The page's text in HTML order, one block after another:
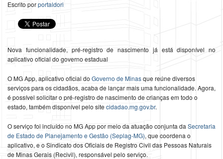
Escrito porportaldori
Nova funcionalidade, pré-registro de nascimento já está disponível no
aplicativo oficial do governo estadual
O MG App, aplicativo oficial do Governo de Minasque reúne diversos
serviços para os cidadãos, acaba de lançar mais uma funcionalidade. Agora,
é possível solicitar o pré-registro de nascimento de crianças em todo o
estado, também disponível pelo sitecidadao.mg.gov.br.
O serviço foi incluído no MG App por meio da atuação conjunta da Secretaria
de Estado de Planejamento e Gestão (Seplag-MG), que coordena o
aplicativo, e o Sindicato dos Oficiais de Registro Civil das Pessoas Naturais
de Minas Gerais (Recivil), responsável pelo serviço.